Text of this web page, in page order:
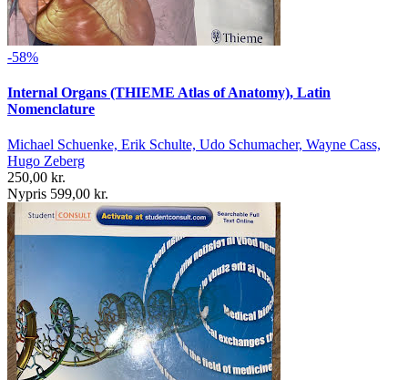
-58%
Internal Organs (THIEME Atlas of Anatomy), Latin
Nomenclature
Michael Schuenke, Erik Schulte, Udo Schumacher, Wayne Cass,
Hugo Zeberg
250,00 kr.
Nypris 599,00 kr.